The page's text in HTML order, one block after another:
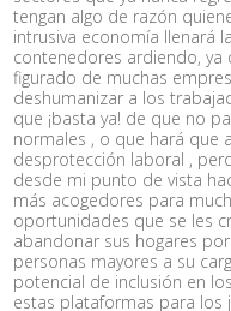
tengan algo de razón
intrusiva economí­a llenará
contenedores ardiendo,
figurado de muchas
deshumanizar a los
que ¡basta ya! de que no
normales , o que hará que
desprotección laboral ,
desde mi punto de vista
más acogedores para
oportunidades que se les
abandonar sus hogares
personas mayores a su
potencial de inclusión en
estas plataformas para los